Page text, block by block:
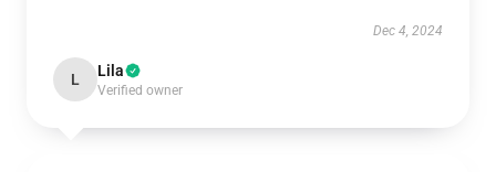
Dec 4, 2024
L Lila
Verified owner